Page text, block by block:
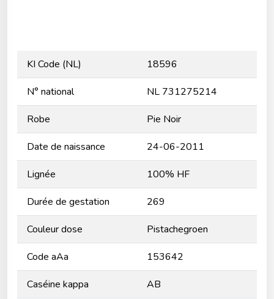
KI Code (NL) 18596
N° national NL 731275214
Robe Pie Noir
Date de naissance 24-06-2011
Lignée 100% HF
Durée de gestation 269
Couleur dose Pistachegroen
Code aAa 153642
Caséine kappa AB